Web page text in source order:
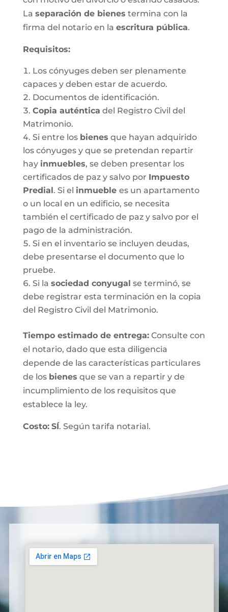
La separación de bienes termina con la
firma del notario en la escritura pública.
Requisitos:
Los cónyuges deben ser plenamente
capaces y deben estar de acuerdo.
Documentos de identificación.
Copia auténtica del Registro Civil del
Matrimonio.
Si entre los bienes que hayan adquirido
los cónyuges y que se pretendan repartir
hay inmuebles, se deben presentar los
certificados de paz y salvo por Impuesto
Predial. Si el inmueble es un apartamento
o un local en un edificio, se necesita
también el certificado de paz y salvo por el
pago de la administración.
Si en el inventario se incluyen deudas,
debe presentarse el documento que lo
pruebe.
Si la sociedad conyugal se terminó, se
debe registrar esta terminación en la copia
del Registro Civil del Matrimonio.
Tiempo estimado de entrega:Consulte con
el notario, dado que esta diligencia
depende de las características particulares
de los bienes que se van a repartir y de
incumplimiento de los requisitos que
establece la ley.
Costo: SÍ. Según tarifa notarial.